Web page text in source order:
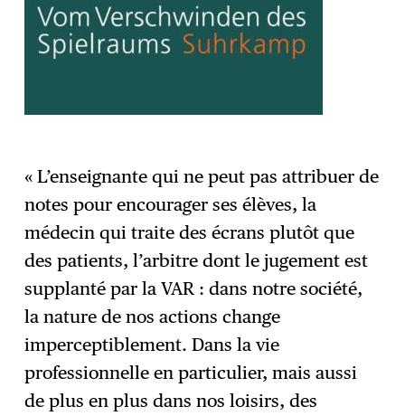
« L’enseignante qui ne peut pas attribuer de
notes pour encourager ses élèves, la
médecin qui traite des écrans plutôt que
des patients, l’arbitre dont le jugement est
supplanté par la VAR : dans notre société,
la nature de nos actions change
imperceptiblement. Dans la vie
professionnelle en particulier, mais aussi
de plus en plus dans nos loisirs, des